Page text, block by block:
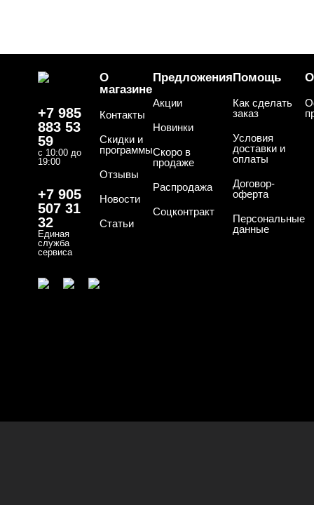
+7 985
883 53
59
с 10:00 до
19:00
+7 905
507 31
32
Единая
служба
сервиса
О
магазине
Контакты
Скидки и
программы
Отзывы
Новости
Статьи
Предложения
Акции
Новинки
Скоро в
продаже
Распродажа
Соцконтракт
Помощь
Как сделать
заказ
Условия
доставки и
оплаты
Договор-
оферта
Персональные
данные